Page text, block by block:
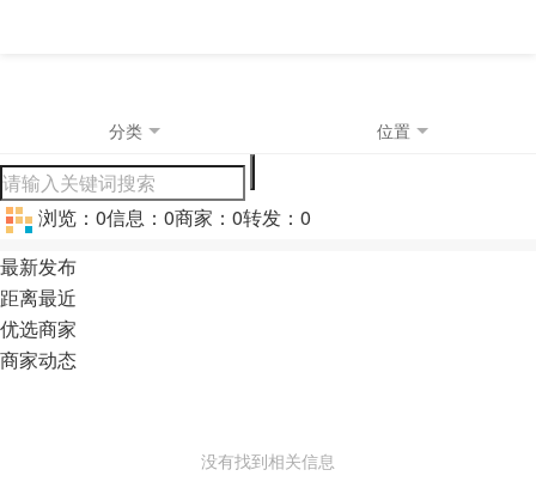
分类 位置
浏览： 0信息： 0商家： 0转发： 0
最新发布
距离最近
优选商家
商家动态
没有找到相关信息